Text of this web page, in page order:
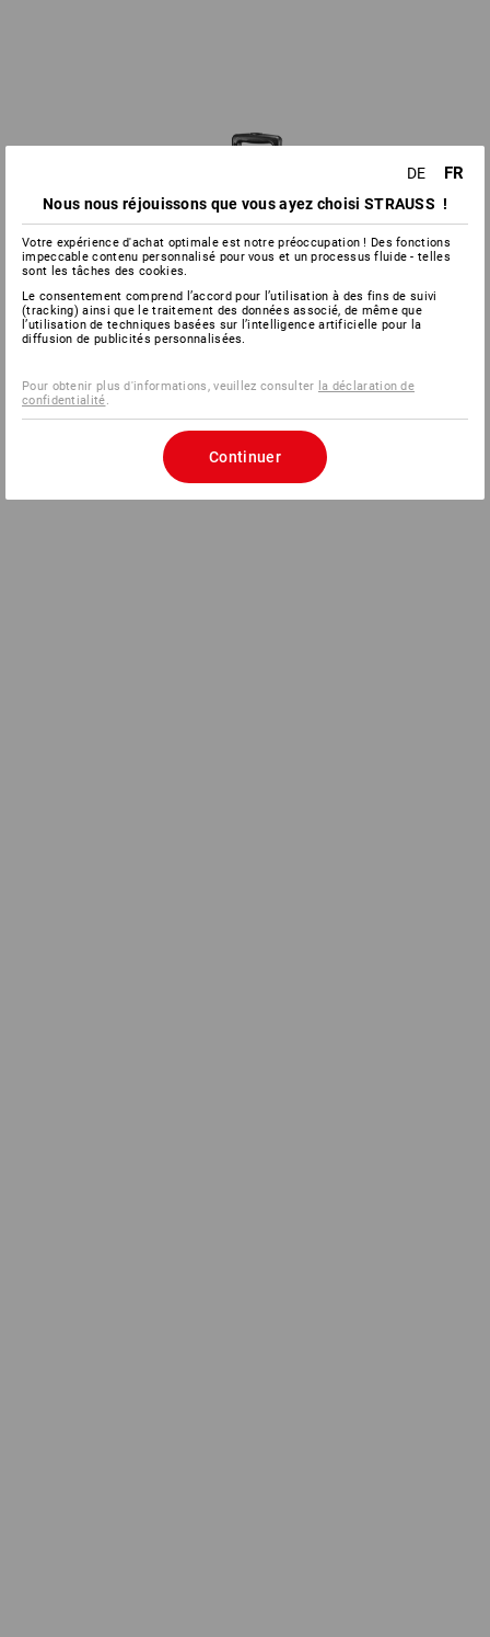
DE FR
Nous nous réjouissons que vous ayez choisi STRAUSS !
Votre expérience d'achat optimale est notre préoccupation ! Des fonctions
impeccable contenu personnalisé pour vous et un processus fluide - telles
sont les tâches des cookies.
Le consentement comprend l’accord pour l’utilisation à des fins de suivi
(tracking) ainsi que le traitement des données associé, de même que
l’utilisation de techniques basées sur l’intelligence artificielle pour la
diffusion de publicités personnalisées.
Pour obtenir plus d'informations, veuillez consulter la déclaration de
confidentialité
Continuer